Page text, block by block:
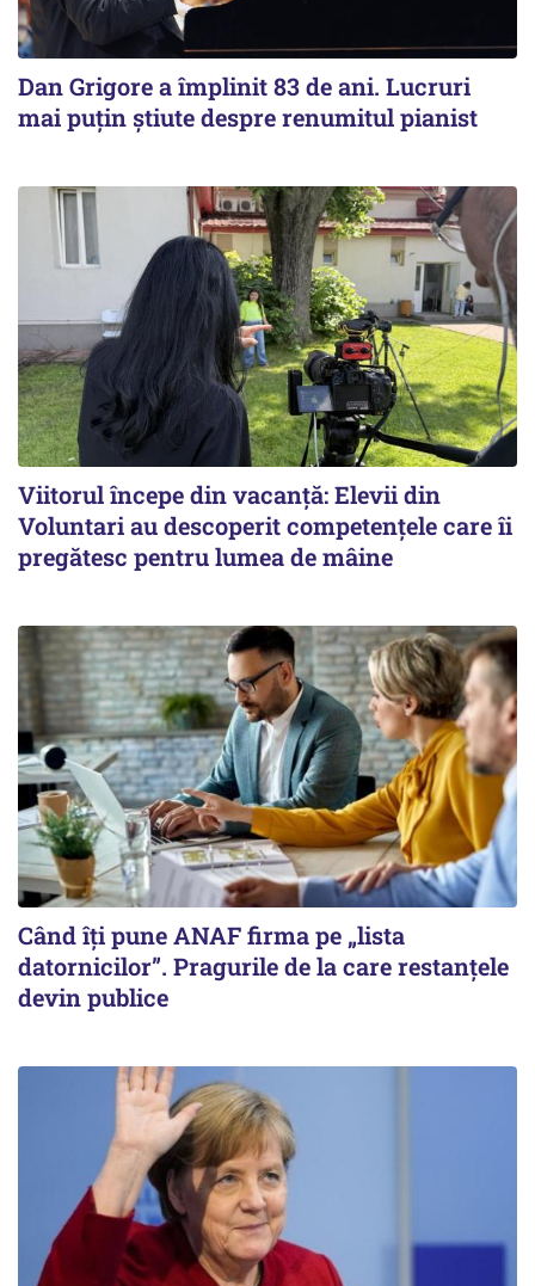
Dan Grigore a împlinit 83 de ani. Lucruri
mai puțin știute despre renumitul pianist
Viitorul începe din vacanță: Elevii din
Voluntari au descoperit competențele care îi
pregătesc pentru lumea de mâine
Când îți pune ANAF firma pe „lista
datornicilor”. Pragurile de la care restanțele
devin publice